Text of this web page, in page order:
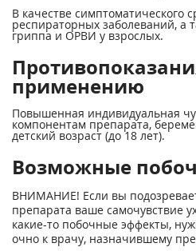
В качестве симптоматического
респираторных заболеваний, а
гриппа и ОРВИ у взрослых.
применению
Повышенная индивидуальная
компонентам препарата,
детский возраст (до 18 лет).
Возможные
ВНИМАНИЕ! Если вы
препарата ваше самочувствие
какие-то побочные эффекты,
очно к врачу, назначившему